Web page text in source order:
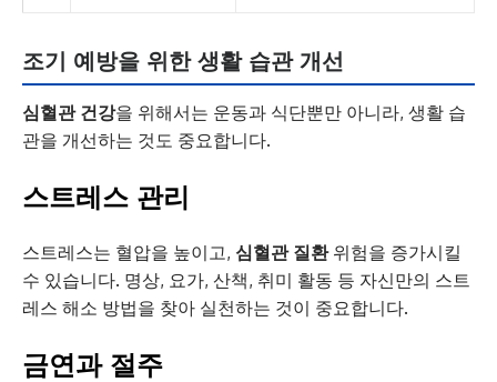
조기 예방을 위한 생활 습관 개선
심혈관 건강을 위해서는 운동과 식단뿐만 아니라, 생활 습
관을 개선하는 것도 중요합니다.
스트레스 관리
스트레스는 혈압을 높이고, 심혈관 질환위험을 증가시킬
수 있습니다. 명상, 요가, 산책, 취미 활동 등 자신만의 스트
레스 해소 방법을 찾아 실천하는 것이 중요합니다.
금연과 절주